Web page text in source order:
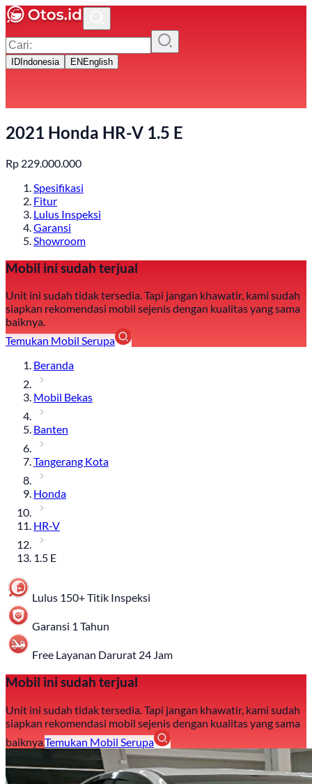
ID Indonesia EN English
2021 Honda HR-V 1.5 E
Rp 229.000.000
Spesifikasi
Fitur
Lulus Inspeksi
Garansi
Showroom
Mobil ini sudah terjual
Unit ini sudah tidak tersedia. Tapi jangan khawatir, kami sudah
siapkan rekomendasi mobil sejenis dengan kualitas yang sama
baiknya.
Temukan Mobil Serupa
Beranda
Mobil Bekas
Banten
Tangerang Kota
Honda
HR-V
1.5 E
Lulus 150+ Titik Inspeksi
Garansi 1 Tahun
Free Layanan Darurat 24 Jam
Mobil ini sudah terjual
Unit ini sudah tidak tersedia. Tapi jangan khawatir, kami sudah
siapkan rekomendasi mobil sejenis dengan kualitas yang sama
baiknya.Temukan Mobil Serupa